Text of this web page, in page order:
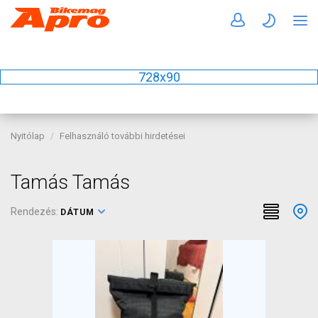
728x90
Nyitólap Felhasználó további hirdetései
Tamás Tamás
Rendezés: DÁTUM